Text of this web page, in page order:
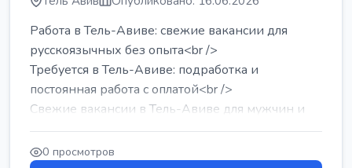
Работа в Тель-Авиве: свежие вакансии для
русскоязычных без опыта<br />
Требуется в Тель-Авиве: подработка и
постоянная работа с оплатой<br />
Свежие вакансии в Тель-Авиве для мужчин и
женщин от хозя...
0 просмотров